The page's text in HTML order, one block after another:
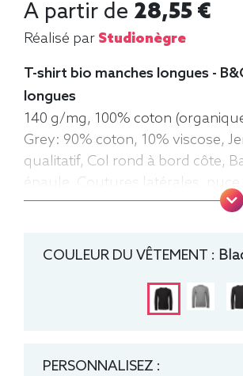
A partir de 28,55 €
Réalisé par Studionègre
T-shirt bio manches longues -
longues
140 g/mg, 100% coton
Grey: 90% coton, 10% viscose,
qualitatif, Col rond à bord côte,
épaule, Coutures latérales,
Coupe classique. Tee-shirt,
COULEUR DU VÊTEMENT :
PERSONNALISEZ :